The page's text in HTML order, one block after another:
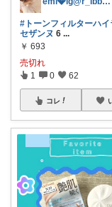
#トーンフィルターハイ
セザンヌ 6 ...
￥ 693
売切れ
1 0 62
コレ